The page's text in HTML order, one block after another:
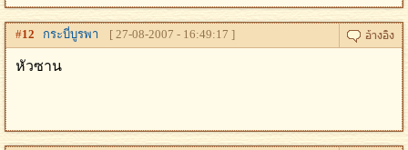
#12 กระบี่บูรพา [ 27-08-2007 - 16:49:17 ]
หัวซาน